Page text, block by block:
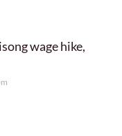
wage hike,